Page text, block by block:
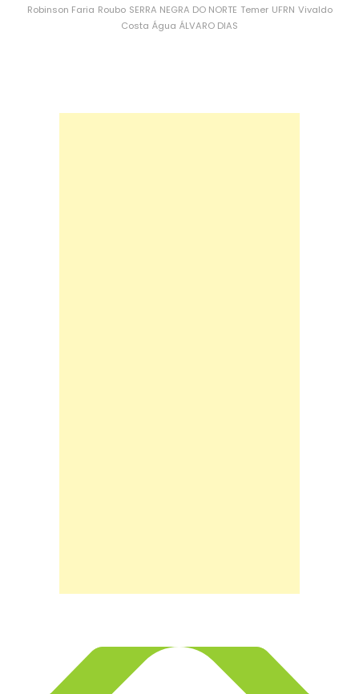
Robinson Faria Roubo SERRA NEGRA DO NORTE Temer UFRN Vivaldo
Costa Água ÁLVARO DIAS